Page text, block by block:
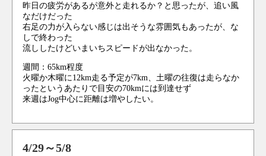
昨日の疲労があるが意外と走れるか？と思ったが、追い風
なだけだった
右足の力が入らない感じは出そうな雰囲気もあったが、な
しで終わった
流ししたけどいまいちスピードが出なかった。
週間：65km程度
火曜か木曜に12km走る予定が7km、土曜の往復は走らなか
ったというあたりで目安の70kmには到達せず
来週はJog中心に距離は増やしたい。
4/29～5/8